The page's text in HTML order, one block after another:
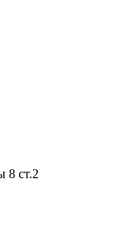
8 ст.2